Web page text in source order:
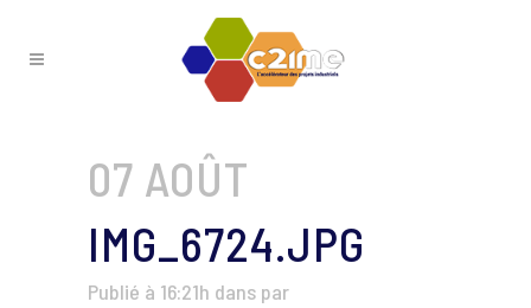
07 AOÛT
IMG_6724.JPG
Publié à 16:21h dans par